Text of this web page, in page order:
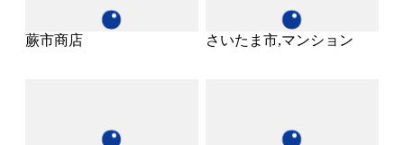
蕨市商店 さいたま市,マンション